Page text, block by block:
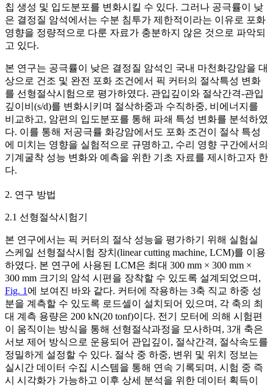
칩 생성 및 입도분포를 변화시킬 수 있다. 그러나 공극률이 낮
은 결정질 암석에서는 수분 침투가 제한적이라는 이유로 포화
영향을 정량적으로 다룬 자료가 충분하지 않은 것으로 파악되
고 있다.
본 연구는 공극률이 낮은 결정질 암석인 국내 마천화강암을 대
상으로 건조 및 완전 포화 조건에서 픽 커터의 절삭특성 변화
를 선형절삭시험으로 평가하였다. 관입깊이와 절삭간격-관입
깊이비(s/d)를 변화시키며 절삭하중과 수직하중, 비에너지를
비교하고, 암편의 입도분포를 통해 파쇄 특성 변화를 분석하였
다. 이를 통해 저공극률 화강암에서도 포화 조건이 절삭 특성
에 미치는 영향을 실험적으로 규명하고, 수리 영향 구간에서의
기계굴착 성능 변화와 예측을 위한 기초 자료를 제시하고자 한
다.
2. 연구 방법
2.1 선형절삭시험기
본 연구에서는 픽 커터의 절삭 성능을 평가하기 위해 실험실
스케일 선형절삭시험 장치(linear cutting machine, LCM)를 이용
하였다. 본 연구에 사용된 LCM은 최대 300 mm × 300 mm ×
300 mm 크기의 암석 시편을 장착할 수 있도록 설계되었으며,
Fig. 1 에 보여진 바와 같다. 커터에 작용하는 3축 직교 하중 성
분을 계측할 수 있도록 로드셀이 설치되어 있으며, 각 축의 최
대 계측 용량은 200 kN(20 tonf)이다. 전기 모터에 의해 시험편
이 움직이는 방식을 통해 선형절삭과정을 모사하며, 3개 축은
서보 제어 방식으로 운용되어 관입깊이, 절삭간격, 절삭속도를
정밀하게 설정할 수 있다. 절삭 중 하중, 변위 및 위치 정보는
실시간 데이터 수집 시스템을 통해 연속 기록되며, 시험 중 즉
시 시각화가 가능하고 이후 상세 분석을 위한 데이터 획득이